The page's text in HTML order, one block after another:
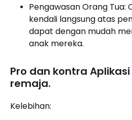
Pengawasan Orang Tua:
kendali langsung atas
dapat dengan mudah
anak mereka.
Pro dan kontra
remaja.
Kelebihan: